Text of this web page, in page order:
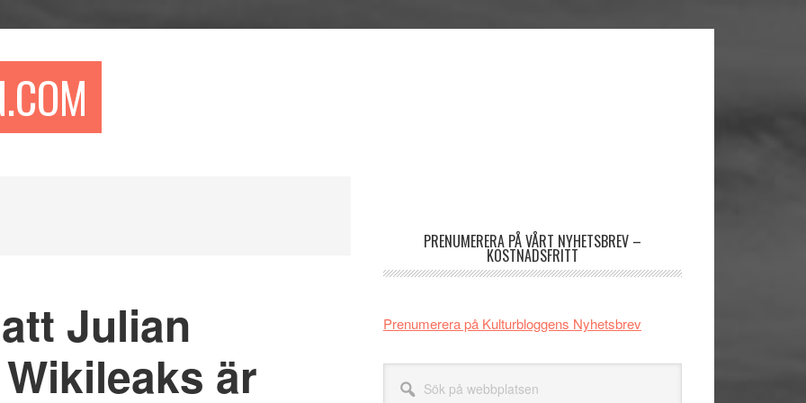
Julian
är
PRENUMERERA PÅ VÅRT NYHETSBREV –
KOSTNADSFRITT
Prenumerera på Kulturbloggens Nyhetsbrev